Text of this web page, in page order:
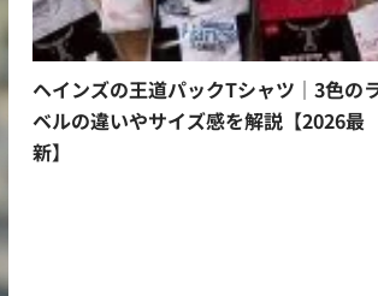
ヘインズの王道パックTシャツ｜3色の
ベルの違いやサイズ感を解説【2026最
新】